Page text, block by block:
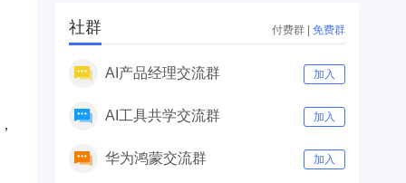
社群 付费群 | 免费群
AI产品经理交流群 加入
AI工具共学交流群 加入
华为鸿蒙交流群 加入